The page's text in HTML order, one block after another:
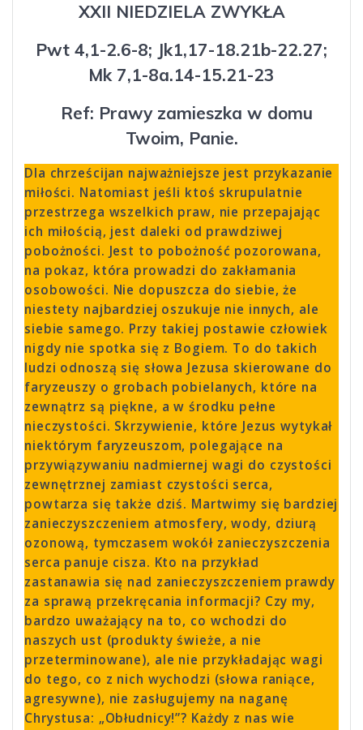
XXII NIEDZIELA ZWYKŁA
Pwt 4,1-2.6-8; Jk1,17-18.21b-22.27;
Mk 7,1-8a.14-15.21-23
Ref: Prawy zamieszka w domu
Twoim, Panie.
Dla chrześcijan najważniejsze jest przykazanie
miłości. Natomiast jeśli ktoś skrupulatnie
przestrzega wszelkich praw, nie przepajając
ich miłością, jest daleki od prawdziwej
pobożności. Jest to pobożność pozorowana,
na pokaz, która prowadzi do zakłamania
osobowości. Nie dopuszcza do siebie, że
niestety najbardziej oszukuje nie innych, ale
siebie samego. Przy takiej postawie człowiek
nigdy nie spotka się z Bogiem. To do takich
ludzi odnoszą się słowa Jezusa skierowane do
faryzeuszy o grobach pobielanych, które na
zewnątrz są piękne, a w środku pełne
nieczystości. Skrzywienie, które Jezus wytykał
niektórym faryzeuszom, polegające na
przywiązywaniu nadmiernej wagi do czystości
zewnętrznej zamiast czystości serca,
powtarza się także dziś. Martwimy się bardziej
zanieczyszczeniem atmosfery, wody, dziurą
ozonową, tymczasem wokół zanieczyszczenia
serca panuje cisza. Kto na przykład
zastanawia się nad zanieczyszczeniem prawdy
za sprawą przekręcania informacji? Czy my,
bardzo uważający na to, co wchodzi do
naszych ust (produkty świeże, a nie
przeterminowane), ale nie przykładając wagi
do tego, co z nich wychodzi (słowa raniące,
agresywne), nie zasługujemy na naganę
Chrystusa: „Obłudnicy!”? Każdy z nas wie